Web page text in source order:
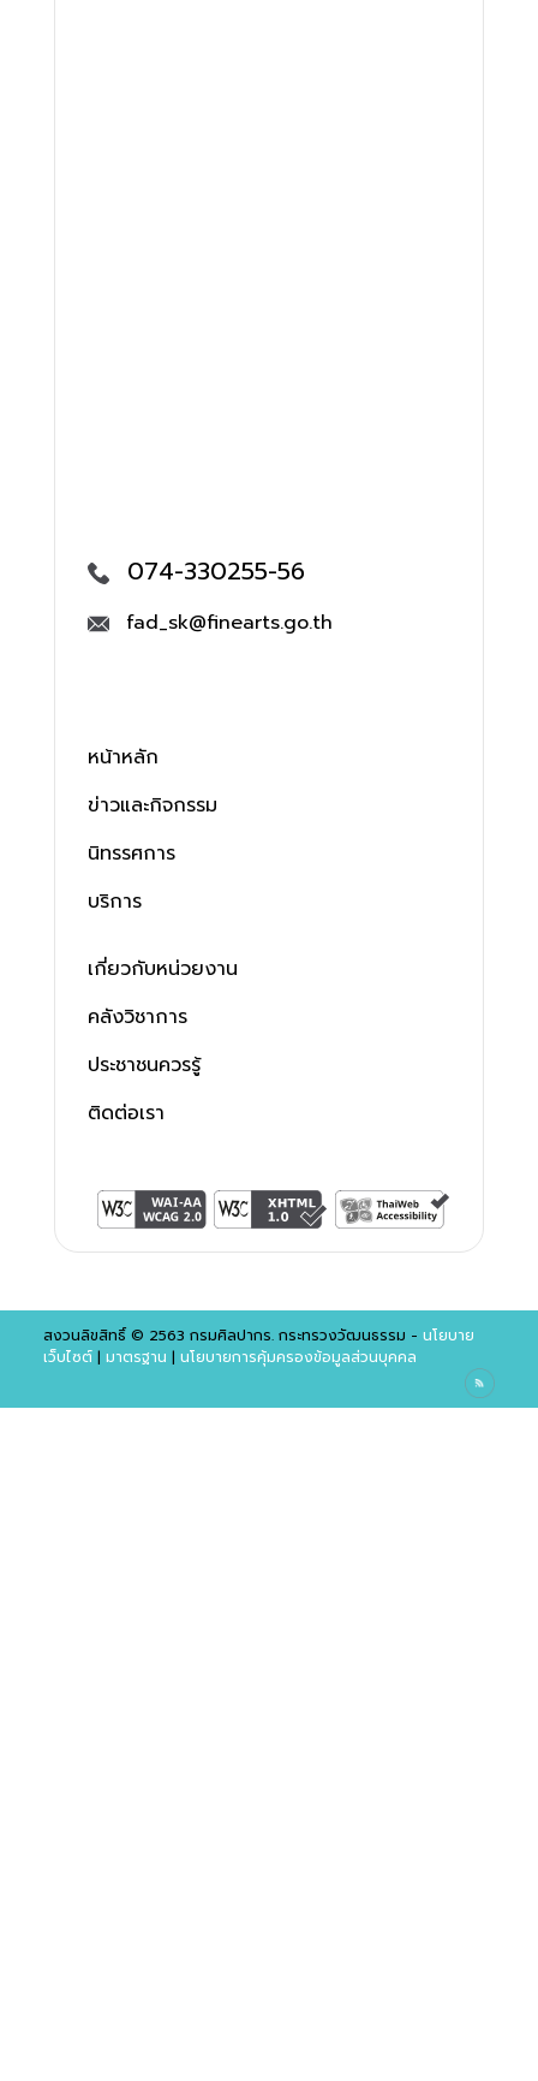
074-330255-56
fad_sk@finearts.go.th
หน้าหลัก
ข่าวและกิจกรรม
นิทรรศการ
บริการ
เกี่ยวกับหน่วยงาน
คลังวิชาการ
ประชาชนควรรู้
ติดต่อเรา
สงวนลิขสิทธิ์ © 2563 กรมศิลปากร. กระทรวงวัฒนธรรม - นโยบาย
เว็บไซต์| มาตรฐาน | นโยบายการคุ้มครองข้อมูลส่วนบุคคล